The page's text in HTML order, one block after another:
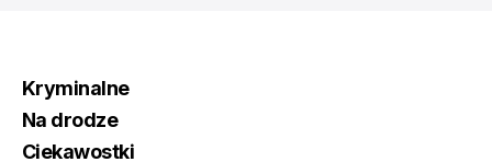
Kryminalne
Na drodze
Ciekawostki